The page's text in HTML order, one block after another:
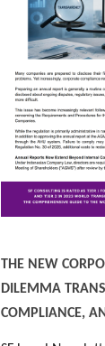
THE NEW
DILEMMA
COMPLIANCE,